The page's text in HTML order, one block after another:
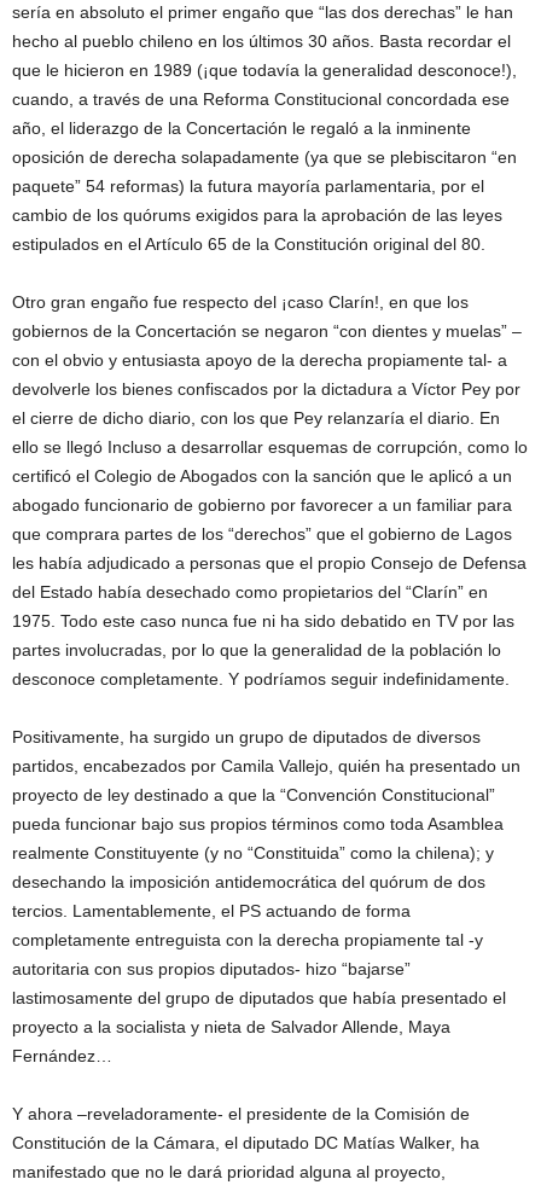
sería en absoluto el primer engaño que “las dos derechas” le han
hecho al pueblo chileno en los últimos 30 años. Basta recordar el
que le hicieron en 1989 (¡que todavía la generalidad desconoce!),
cuando, a través de una Reforma Constitucional concordada ese
año, el liderazgo de la Concertación le regaló a la inminente
oposición de derecha solapadamente (ya que se plebiscitaron “en
paquete” 54 reformas) la futura mayoría parlamentaria, por el
cambio de los quórums exigidos para la aprobación de las leyes
estipulados en el Artículo 65 de la Constitución original del 80.
Otro gran engaño fue respecto del ¡caso Clarín!, en que los
gobiernos de la Concertación se negaron “con dientes y muelas” –
con el obvio y entusiasta apoyo de la derecha propiamente tal- a
devolverle los bienes confiscados por la dictadura a Víctor Pey por
el cierre de dicho diario, con los que Pey relanzaría el diario. En
ello se llegó Incluso a desarrollar esquemas de corrupción, como lo
certificó el Colegio de Abogados con la sanción que le aplicó a un
abogado funcionario de gobierno por favorecer a un familiar para
que comprara partes de los “derechos” que el gobierno de Lagos
les había adjudicado a personas que el propio Consejo de Defensa
del Estado había desechado como propietarios del “Clarín” en
1975. Todo este caso nunca fue ni ha sido debatido en TV por las
partes involucradas, por lo que la generalidad de la población lo
desconoce completamente. Y podríamos seguir indefinidamente.
Positivamente, ha surgido un grupo de diputados de diversos
partidos, encabezados por Camila Vallejo, quién ha presentado un
proyecto de ley destinado a que la “Convención Constitucional”
pueda funcionar bajo sus propios términos como toda Asamblea
realmente Constituyente (y no “Constituida” como la chilena); y
desechando la imposición antidemocrática del quórum de dos
tercios. Lamentablemente, el PS actuando de forma
completamente entreguista con la derecha propiamente tal -y
autoritaria con sus propios diputados- hizo “bajarse”
lastimosamente del grupo de diputados que había presentado el
proyecto a la socialista y nieta de Salvador Allende, Maya
Fernández…
Y ahora –reveladoramente- el presidente de la Comisión de
Constitución de la Cámara, el diputado DC Matías Walker, ha
manifestado que no le dará prioridad alguna al proyecto,